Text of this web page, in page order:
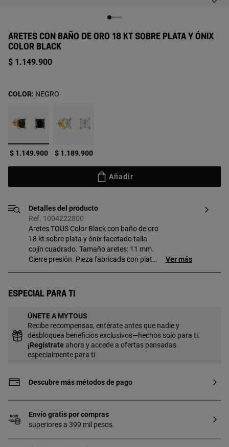
ARETES CON BAÑO DE ORO 18 KT SOBRE PLATA Y ÓNIX
COLOR BLACK
$ 1.149.900
seleccionado
$ 1.149.900 $ 1.189.900
COLOR: NEGRO
Añadir
Detalles del producto
Ref. 1004222800
Aretes TOUS Color Black con baño de oro
18 kt sobre plata y ónix facetado talla
cojín cuadrado. Tamaño aretes: 11 mm.
Cierre presión. Pieza fabricada con plata
garantiza una mayor durabilidad de la
Ver más
Especial para ti
ÚNETE A MYTOUS
Recibe recompensas, entérate antes que nadie y
desbloquea beneficios exclusivos—hechos solo para ti.
¡Regístrate ahora y accede a ofertas pensadas
especialmente para ti
Descubre más métodos de pago
Envío gratis por compras
superiores a 399 mil pesos